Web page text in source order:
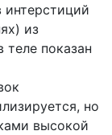
интерстиций
из
теле показан
но
высокой